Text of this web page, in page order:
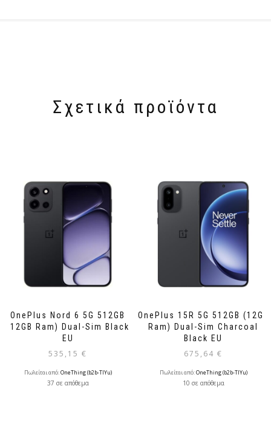
Σχετικά προϊόντα
OnePlus Nord 6 5G 512GB
(12GB Ram) Dual-Sim Black
EU
535,15 €
Πωλείται από:OneThing (b2b-TlYu)
37 σε απόθεμα
OnePlus 15R 5G 512GB (12GB
Ram) Dual-Sim Charcoal
Black EU
675,64 €
Πωλείται από:OneThing (b2b-TlYu)
10 σε απόθεμα